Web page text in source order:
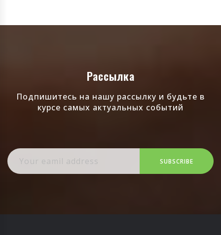
Рассылка
Подпишитесь на нашу рассылку и будьте в
курсе самых актуальных событий
SUBSCRIBE